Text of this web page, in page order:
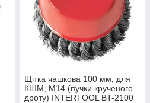
Щітка чашкова 100 мм, для
КШМ, М14 (пучки крученого
дроту) INTERTOOL BT-2100